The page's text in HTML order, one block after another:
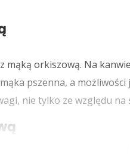
orkiszową. Na
pszenna, a
nie tylko ze względu na